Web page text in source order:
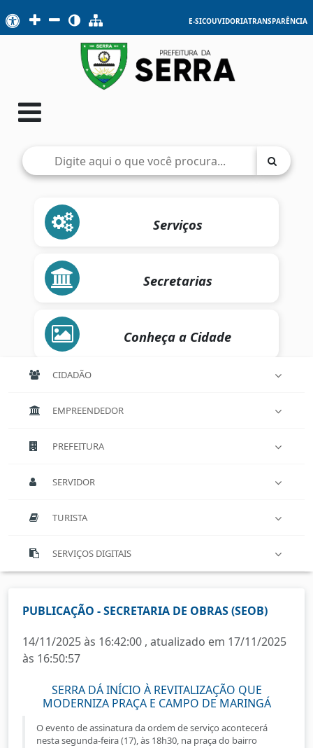
E-SICOUVIDORIATRANSPARÊNCIA
Serviços
Secretarias
Conheça a Cidade
CIDADÃO
EMPREENDEDOR
PREFEITURA
SERVIDOR
TURISTA
SERVIÇOS DIGITAIS
PUBLICAÇÃO - SECRETARIA DE OBRAS (SEOB)
14/11/2025 às 16:42:00 , atualizado em 17/11/2025
às 16:50:57
SERRA DÁ INÍCIO À REVITALIZAÇÃO QUE
MODERNIZA PRAÇA E CAMPO DE MARINGÁ
O evento de assinatura da ordem de serviço acontecerá
nesta segunda-feira (17), às 18h30, na praça do bairro